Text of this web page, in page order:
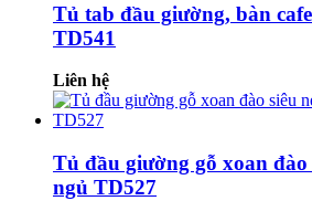
Tủ tab đầu giường, bàn
TD541
Liên hệ
Tủ đầu giường gỗ xoan đào
ngủ TD527